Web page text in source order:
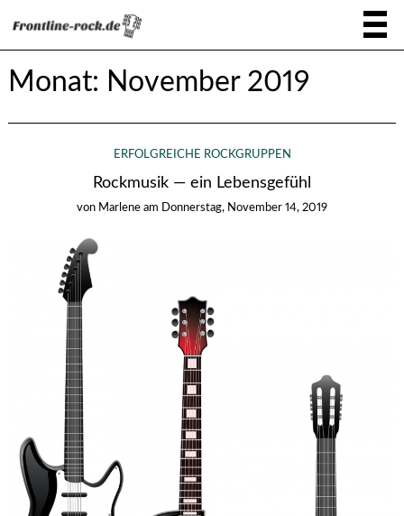
Monat: November 2019
ERFOLGREICHE ROCKGRUPPEN
Rockmusik — ein Lebensgefühl
von Marlene am Donnerstag, November 14, 2019